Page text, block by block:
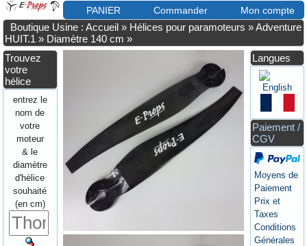
PANIER Commander Mon compte
Boutique Usine : Accueil » Hélices pour paramoteurs »Adventure
HUIT.1 » Diamètre 140 cm »
Trouvez
votre
hélice
entrez le
nom de
votre
moteur
& le
diamètre
d'hélice
souhaité
(en cm)
Langues
Paiement /
CGV
Moyens de
Paiement
Prix et
Taxes
Conditions
Générales